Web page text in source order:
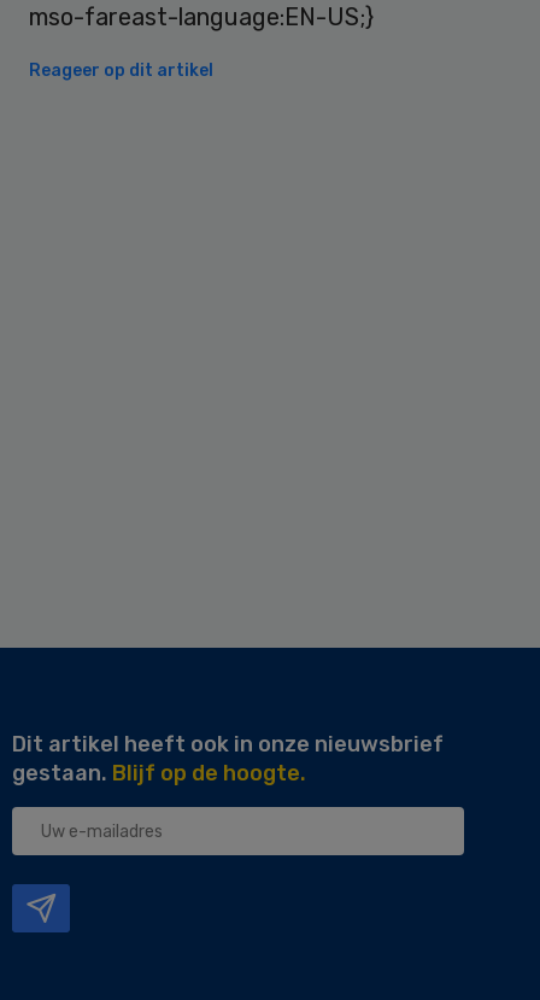
mso-fareast-language:EN-US;}
Reageer op dit artikel
Dit artikel heeft ook in onze nieuwsbrief
gestaan. Blijf op de hoogte.
Uw